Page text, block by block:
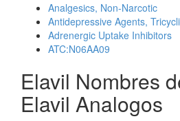
Analgesics, Non-Narcotic
Antidepressive Agents,
Adrenergic Uptake Inhibitors
ATC:N06AA09
Elavil Nombres
Elavil Analogos